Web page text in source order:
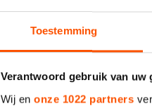
Toestemming
Verantwoord gebruik van uw
Wij en onze 1022 partners
Programma
Programma zaterdag
16:45 | Beloften
Live